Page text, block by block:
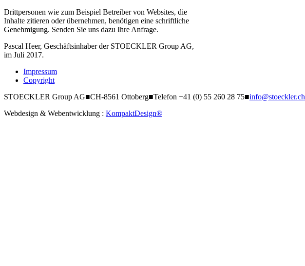
Drittpersonen wie zum Beispiel Betreiber von Websites, die
Inhalte zitieren oder übernehmen, benötigen eine schriftliche
Genehmigung. Senden Sie uns dazu Ihre Anfrage.
Pascal Heer, Geschäftsinhaber der STOECKLER Group AG,
im Juli 2017.
Impressum
Copyright
STOECKLER Group AG■CH-8561 Ottoberg■Telefon +41 (0) 55 260 28 75■info@stoeckler.ch
Webdesign & Webentwicklung : KompaktDesign®